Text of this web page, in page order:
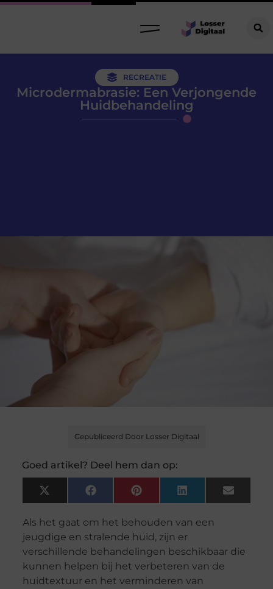
RECREATIE
Microdermabrasie: Een Verjongende
Huidbehandeling
Gepubliceerd Door Losser Digitaal
Goed artikel? Deel hem dan op:
X
(Twitter)
FacebookPinterest LinkedIn Email
Als het gaat om het behouden van een
jeugdige en stralende huid, zijn er
verschillende behandelingen beschikbaar die
kunnen helpen bij het verbeteren van de
huidtextuur en het verminderen van